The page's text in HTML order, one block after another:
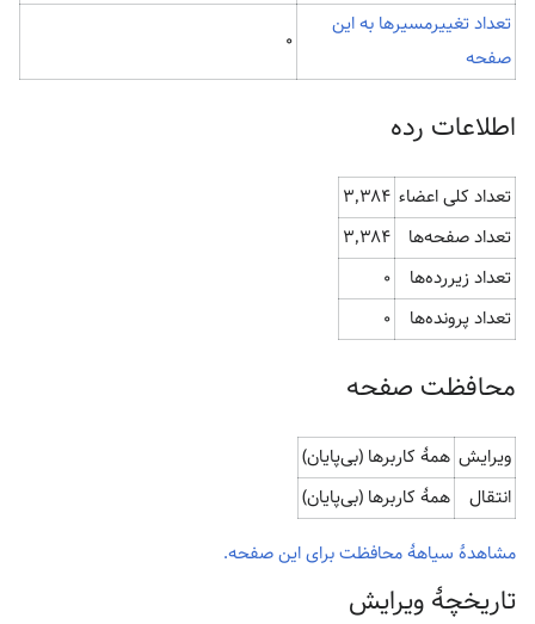
تعداد تغییرمسیرها به این
صفحه
۰
اطلاعات رده
تعداد کلی اعضاء ۳٬۳۸۴
تعداد صفحه‌ها
۳٬۳۸۴
تعداد زیررده‌ها
۰
تعداد پرونده‌ها
۰
محافظت صفحه
ویرایش همهٔ کاربرها (بی‌پایان)
انتقال
همهٔ کاربرها (بی‌پایان)
مشاهدۀ سیاهۀ محافظت برای این صفحه.
تاریخچۀ ویرایش